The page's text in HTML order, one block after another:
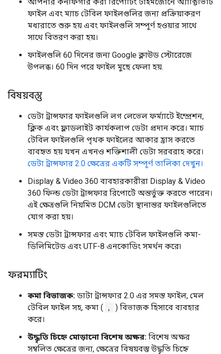
ফাইল এবং ম্যাচ টেবিল ফাইলগুলির জন্য প্রক্রিয়াকরণ
মধ্যরাতে শুরু হয় এবং ফাইলগুলি সম্পূর্ণ হওয়ার সাথে
সাথে বিতরণ করা হয়।
ফাইলগুলি 60 দিনের জন্য Google ক্লাউড স্টোরেজে
উপলব্ধ। 60 দিন পরে ফাইল মুছে ফেলা হয়.
বিষয়বস্তু
ডেটা ট্রান্সফার ফাইলগুলি লগ লেভেল ফর্ম্যাটে ইম্প্রেশন,
ক্লিক এবং ফ্লাডলাইট কার্যকলাপ ডেটা প্রদান করে। ম্যাচ
টেবিল ফাইলগুলি পৃথক ফাইলের আকার হ্রাস করতে
ব্যবহৃত হয় যখন এখনও শক্তিশালী ডেটা সরবরাহ করে।
ডেটা ট্রান্সফার 2.0 ক্ষেত্রের একটি সম্পূর্ণ তালিকা দেখুন।
Display & Video 360 ব্যবহারকারীরা Display & Video
360 ফিল্ড ডেটা ট্রান্সফার রিপোর্টে অন্তর্ভুক্ত করতে পারেন।
এই ক্ষেত্রগুলি নিয়মিত DCM ডেটা স্থানান্তর ফাইলগুলিতে
যোগ করা হয়।
সমস্ত ডেটা ট্রান্সফার এবং ম্যাচ টেবিল ফাইলগুলি কমা-
ডিলিমিটেড এবং UTF-8 এনকোডিং সমর্থন করে৷
ফরম্যাটিং
কমা বিভাজক: ডাটা ট্রান্সফার 2.0 এর সমস্ত ফাইল, মেল
টেবিল ফাইল সহ, কমা ( ,
) বিভাজক হিসাবে ব্যবহার
করে।
উদ্ধৃতি চিহ্নে মোড়ানো বিশেষ অক্ষর: বিশেষ অক্ষর
সম্বলিত ক্ষেত্রের জন্য, ক্ষেত্রের বিষয়বস্তু উদ্ধৃতি চিহ্নে